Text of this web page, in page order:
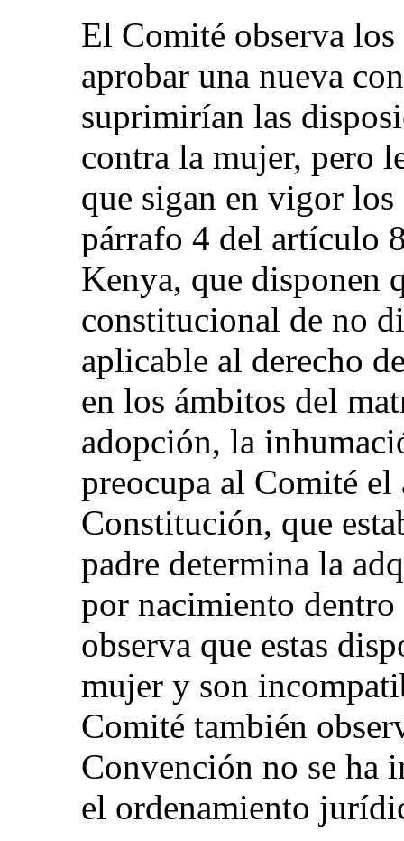
El Comité observa
aprobar una nueva
suprimirían las
contra la mujer, pero
que sigan en vigor
párrafo 4 del artículo
Kenya, que disponen
constitucional de no
aplicable al derecho
en los ámbitos del
adopción, la
preocupa al Comité
Constitución, que
padre determina la
por nacimiento
observa que estas
mujer y son
Comité también
Convención no se ha
el ordenamiento